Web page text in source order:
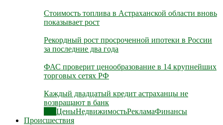
Стоимость топлива в Астраханской области вновь
показывает рост
Рекордный рост просроченной ипотеки в России
за последние два года
ФАС проверит ценообразование в 14 крупнейших
торговых сетях РФ
Каждый двадцатый кредит астраханцы не
возвращают в банк
ЦеныНедвижимостьРекламаФинансы
Происшествия